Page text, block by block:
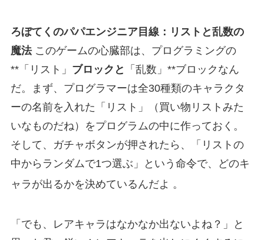
ろぼてくのパパエンジニア目線：リストと乱数の
魔法このゲームの心臓部は、プログラミングの
**「リスト」 ブロックと
「乱数」**ブロックなん
だ。まず、プログラマーは全30種類のキャラクタ
ーの名前を入れた「リスト」（買い物リストみた
いなものだね）をプログラムの中に作っておく。
そして、ガチャボタンが押されたら、「リストの
中からランダムで1つ選ぶ」という命令で、どのキ
ャラが出るかを決めているんだよ 。
「でも、レアキャラはなかなか出ないよね？」と